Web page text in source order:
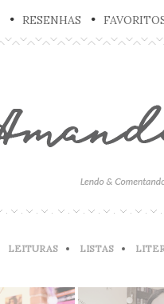
RESENHAS
LEITURAS LISTAS